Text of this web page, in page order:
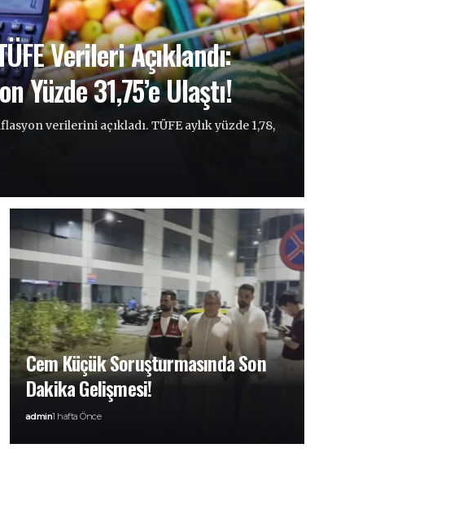
Verileri Açıklandı:
Yüzde 31,75’e Ulaştı!
verilerini açıkladı. TÜFE aylık yüzde 1,78,
Cem Küçük Soruşturmasında Son
Dakika Gelişmesi!
admin1 hafta Önce